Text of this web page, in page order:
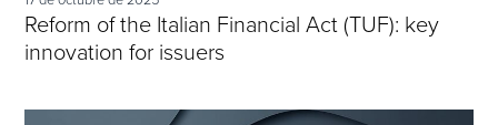
Reform of the Italian Financial Act (TUF): key
innovation for issuers